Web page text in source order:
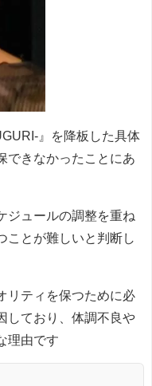
』を降板した具体
できなかったことにあ
ジュールの調整を重ね
ことが難しいと判断し
リティを保つために必
しており、体調不良や
理由です